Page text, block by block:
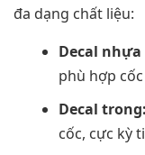
đa dạng chất liệu:
Decal nhựa
phù hợp
Decal trong:
cốc, cực kỳ